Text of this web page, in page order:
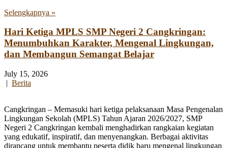
Selengkapnya »
Hari Ketiga MPLS SMP Negeri 2 Cangkringan:
Menumbuhkan Karakter, Mengenal Lingkungan,
dan Membangun Semangat Belajar
July 15, 2026
| Berita
Cangkringan – Memasuki hari ketiga pelaksanaan Masa Pengenalan
Lingkungan Sekolah (MPLS) Tahun Ajaran 2026/2027, SMP
Negeri 2 Cangkringan kembali menghadirkan rangkaian kegiatan
yang edukatif, inspiratif, dan menyenangkan. Berbagai aktivitas
dirancang untuk membantu peserta didik baru mengenal lingkungan